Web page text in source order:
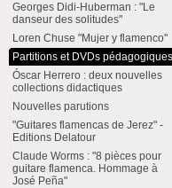
Georges Didi-Huberman : "Le
danseur des solitudes"
Loren Chuse "Mujer y flamenco"
Partitions et DVDs pédagogiques
Óscar Herrero : deux nouvelles
collections didactiques
Nouvelles parutions
"Guitares flamencas de Jerez" -
Editions Delatour
Claude Worms : "8 pièces pour
guitare flamenca. Hommage à
José Peña"